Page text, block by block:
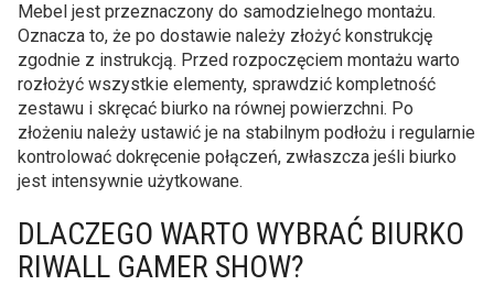
Mebel jest przeznaczony do samodzielnego montażu.
Oznacza to, że po dostawie należy złożyć konstrukcję
zgodnie z instrukcją. Przed rozpoczęciem montażu warto
rozłożyć wszystkie elementy, sprawdzić kompletność
zestawu i skręcać biurko na równej powierzchni. Po
złożeniu należy ustawić je na stabilnym podłożu i regularnie
kontrolować dokręcenie połączeń, zwłaszcza jeśli biurko
jest intensywnie użytkowane.
DLACZEGO WARTO WYBRAĆ BIURKO
RIWALL GAMER SHOW?